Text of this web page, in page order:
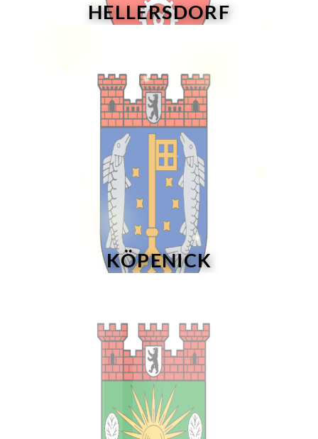
24 Stunden Hotline Tel: 030 6813098
KÖPENICK